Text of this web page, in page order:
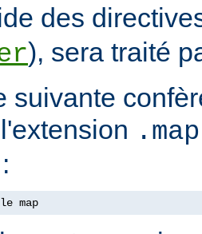
des
), sera traité
suivante
.map
map